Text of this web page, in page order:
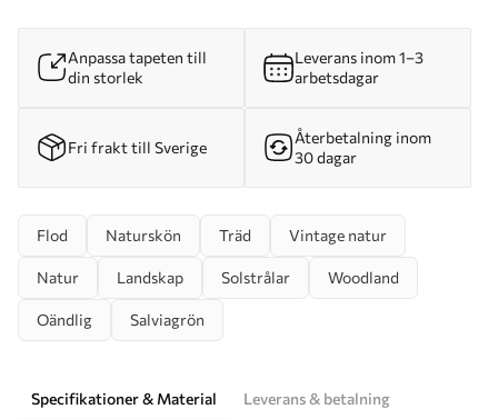
Anpassa tapeten till
din storlek
Leverans inom 1–3
arbetsdagar
Fri frakt till Sverige
Återbetalning inom
30 dagar
Flod Naturskön Träd Vintage natur
Natur Landskap Solstrålar Woodland
Oändlig Salviagrön
Specifikationer & Material
Leverans & betalning